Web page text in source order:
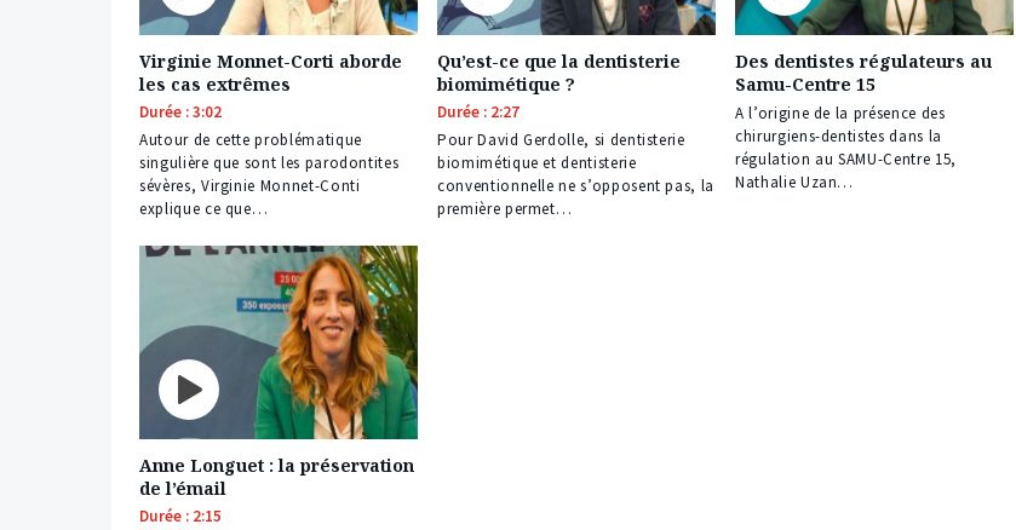
Virginie Monnet-Corti aborde
les cas extrêmes
Durée : 3:02
Autour de cette problématique
singulière que sont les parodontites
sévères, Virginie Monnet-Conti
explique ce que…
Qu’est-ce que la dentisterie
biomimétique ?
Durée : 2:27
Pour David Gerdolle, si dentisterie
biomimétique et dentisterie
conventionnelle ne s’opposent pas, la
première permet…
Des dentistes régulateurs au
Samu-Centre 15
A l’origine de la présence des
chirurgiens-dentistes dans la
régulation au SAMU-Centre 15,
Nathalie Uzan…
Anne Longuet : la préservation
de l’émail
Durée : 2:15